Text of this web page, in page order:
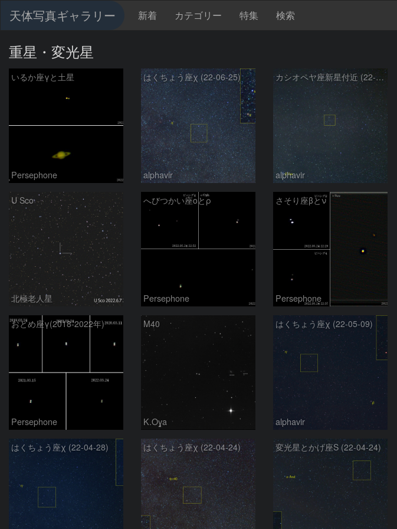
天体写真ギャラリー 新着 カテゴリー 特集 検索
重星・変光星
いるか座γと土星
Persephone
はくちょう座χ (22-06-25)
alphavir
カシオペヤ座新星付近 (22-06-25)
alphavir
U Sco
北極老人星
へびつかい座οとρ
Persephone
さそり座βとν
Persephone
おとめ座γ(2018-2022年)
Persephone
M40
K.Oya
はくちょう座χ (22-05-09)
alphavir
はくちょう座χ (22-04-28) はくちょう座χ (22-04-24) 変光星とかげ座S (22-04-24)